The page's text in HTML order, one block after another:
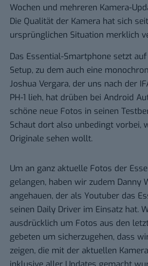
Wochen und mehreren Kamera-
Die Qualität der Kamera hat sich
ursprünglichen Situation merklich
Das Essential-Smartphone setzt
Setup, zu dem auch eine
Joshua Vergara, der uns nach der
PH-1 lieh, hat drüben bei Android
schöne neue Fotos in seinen
Schaut dort also unbedingt vorbei,
Originale sehen wollt.
Um an ganz aktuelle Fotos der
gelangen, haben wir zudem Danny
angehauen, der als Youtuber das
seinen Daily Driver im Einsatz hat.
ausdrücklich um Fotos aus den
gebeten um sicherzugehen, dass
zeigen, die mit der aktuellen